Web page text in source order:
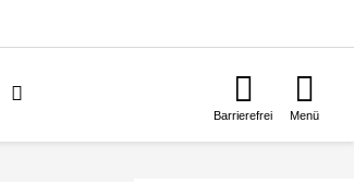
Barrierefrei Menü